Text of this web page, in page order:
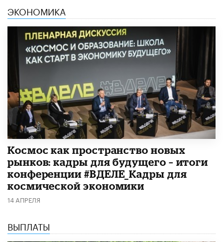
ЭКОНОМИКА
Космос как пространство новых
рынков: кадры для будущего – итоги
конференции #ВДЕЛЕ_Кадры для
космической экономики
14 АПРЕЛЯ
ВЫПЛАТЫ